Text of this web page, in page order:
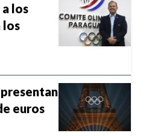
los
los
presentan
euros